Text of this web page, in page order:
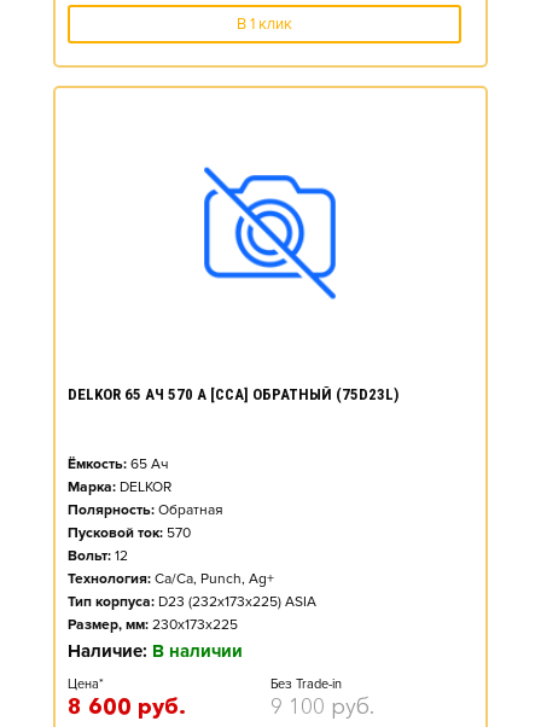
В 1 клик
DELKOR 65 АЧ 570 А [CCA] ОБРАТНЫЙ (75D23L)
Ёмкость: 65 Ач
Марка: DELKOR
Полярность: Обратная
Пусковой ток: 570
Вольт: 12
Технология: Ca/Ca, Punch, Ag+
Тип корпуса: D23 (232x173x225) ASIA
Размер, мм: 230x173x225
Наличие: В наличии
Цена*
8 600 руб.
Без Trade-in
9 100 руб.